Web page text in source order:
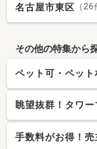
名古屋市東区 （26
その他の特集から
ペット可・ペッ
眺望抜群！タワ
手数料がお得！